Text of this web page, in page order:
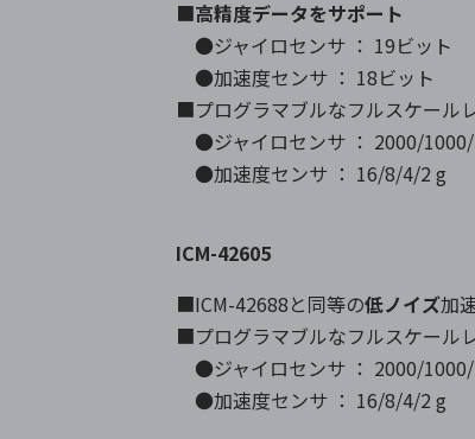
■高精度データをサポート
●ジャイロセンサ ： 19ビット
●加速度センサ ： 18ビット
■プログラマブルなフルスケール
●ジャイロセンサ ： 2000/
●加速度センサ ： 16/8/4/2 g
ICM-42605
■ICM-42688と同等の低ノイズ加
■プログラマブルなフルスケール
●ジャイロセンサ ： 2000/
●加速度センサ ： 16/8/4/2 g